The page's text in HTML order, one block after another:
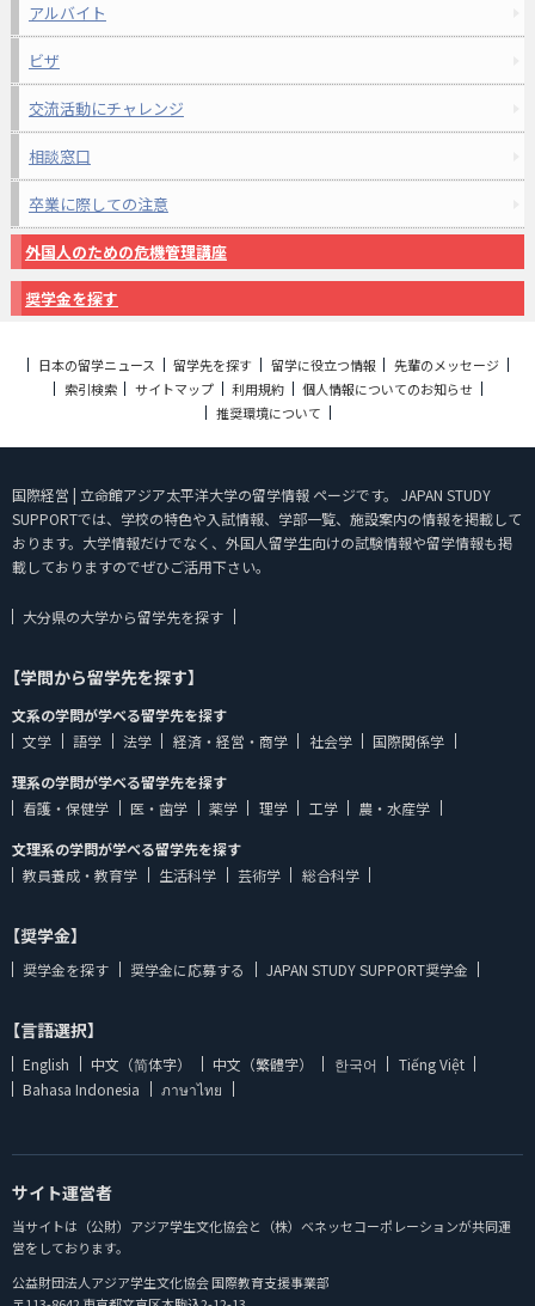
アルバイト
ビザ
交流活動にチャレンジ
相談窓口
卒業に際しての注意
外国人のための危機管理講座
奨学金を探す
日本の留学ニュース 留学先を探す 留学に役立つ情報
先輩のメッセージ
索引検索
サイトマップ 利用規約
個人情報についてのお知らせ
推奨環境について
国際経営 | 立命館アジア太平洋大学の留学情報 ページです。 JAPAN STUDY
SUPPORTでは、学校の特色や入試情報、学部一覧、施設案内の情報を掲載して
おります。大学情報だけでなく、外国人留学生向けの試験情報や留学情報も掲
載しておりますのでぜひご活用下さい。
大分県の大学から留学先を探す
【学問から留学先を探す】
文系の学問が学べる留学先を探す
文学
語学 法学 経済・経営・商学 社会学
国際関係学
理系の学問が学べる留学先を探す
看護・保健学
医・歯学 薬学 理学 工学
農・水産学
文理系の学問が学べる留学先を探す
教員養成・教育学
生活科学 芸術学 総合科学
【奨学金】
奨学金を探す 奨学金に応募する JAPAN STUDY SUPPORT奨学金
【言語選択】
English 中文（简体字） 中文（繁體字） 한국어
Tiếng Việt
Bahasa Indonesia
ภาษาไทย
サイト運営者
当サイトは（公財）アジア学生文化協会と（株）ベネッセコーポレーションが共同運
営をしております。
公益財団法人アジア学生文化協会 国際教育支援事業部